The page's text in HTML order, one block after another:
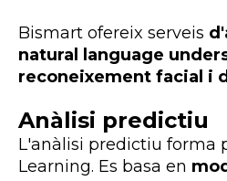
Bismart ofereix serveis
natural language
reconeixement facial i
Anàlisi predictiu
L'anàlisi predictiu forma
Learning. Es basa en